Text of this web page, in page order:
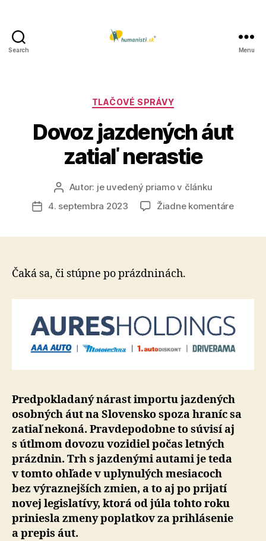
Search Menu
Kategórie
TLAČOVÉ SPRÁVY
Dovoz jazdených áut
zatiaľ nerastie
AutorAutor: je uvedený priamo v článku
Dátum
4. septembra 2023 Žiadne komentárena
Čaká sa, či stúpne po prázdninách.
Predpokladaný nárast importu jazdených
osobných áut na Slo­ven­sko spoza hraníc sa
zatiaľ nekoná. Prav­de­po­dobne to súvisí aj
s útlmom dovozu vozidiel počas letných
prázdnin. Trh s jaz­de­nými autami je teda
v tomto ohľade v uply­nu­lých mesiacoch
bez vý­raz­nej­ších zmien, a to aj po prijatí
novej legislatívy, ktorá od júla tohto roku
priniesla zmeny poplatkov za pri­hlá­senie
a prepis áut.